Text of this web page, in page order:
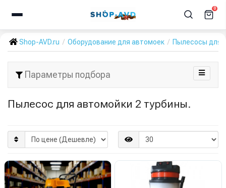
0
Shop-AVD.ru Оборудование для автомоек Пылесосы для
Параметры подбора
Пылесос для автомойки 2 турбины.